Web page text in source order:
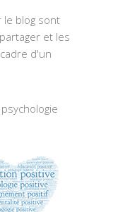
le blog sont
et les
d'un